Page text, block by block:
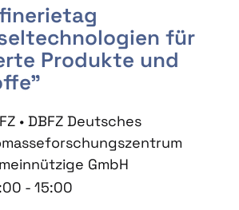
für
Produkte und
• DBFZ Deutsches
GmbH
- 15:00